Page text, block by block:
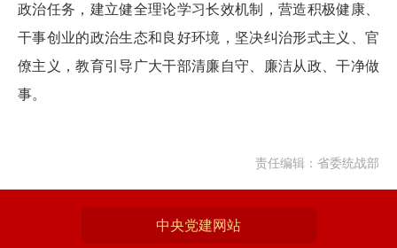
政治任务，建立健全理论学习长效机制，营造积极健康、
干事创业的政治生态和良好环境，坚决纠治形式主义、官
僚主义，教育引导广大干部清廉自守、廉洁从政、干净做
事。
责任编辑：省委统战部
中央党建网站